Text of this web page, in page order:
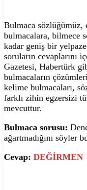
Bulmaca sözlüğümüz,
bulmacalara, bilmece
kadar geniş bir
soruların cevaplarını
Gazetesi, Habertürk
bulmacaların
kelime bulmacaları,
farklı zihin egzersizi
mevcuttur.
Bulmaca sorusu:
ağartmadığını söyler
Cevap: DEĞİRMEN